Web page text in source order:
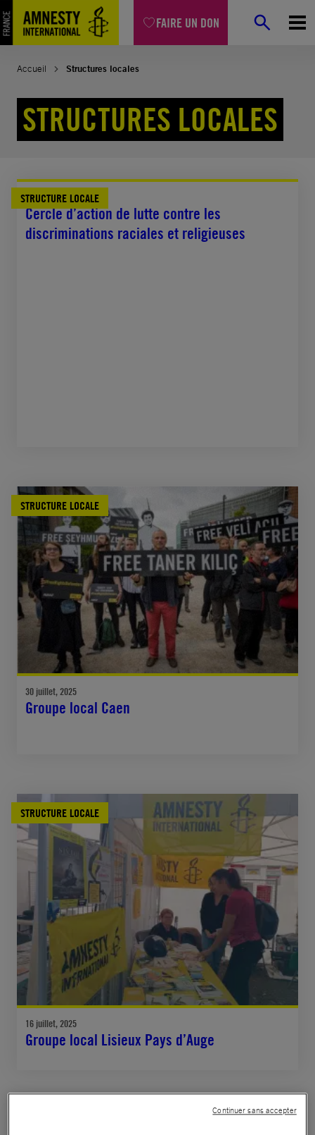
FAIRE UN DON
Aller
au
contenu
Accueil Structures locales
STRUCTURES LOCALES
STRUCTURE LOCALE
22 juillet, 2026
Cercle d’action de lutte contre les
discriminations raciales et religieuses
STRUCTURE LOCALE
30 juillet, 2025
Groupe local Caen
STRUCTURE LOCALE
16 juillet, 2025
Groupe local Lisieux Pays d’Auge
Continuer sans accepter